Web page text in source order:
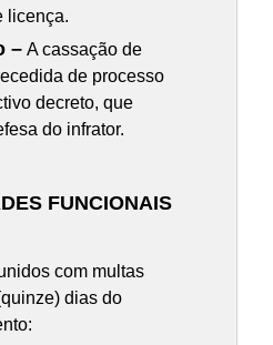
licença.
– A cassação de
de processo
decreto, que
do infrator.
FUNCIONAIS
com multas
dias do